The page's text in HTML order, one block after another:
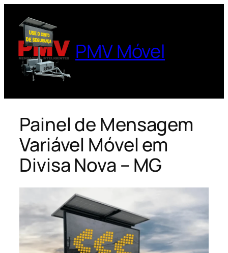
para
conteúdo
PMV Móvel
Painel de Mensagem
Variável Móvel em
Divisa Nova – MG